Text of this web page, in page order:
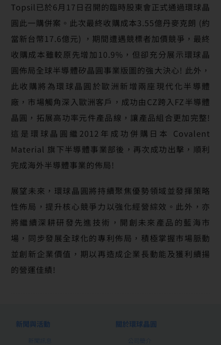
Topsil已於6月17日召開的臨時股東會正式通過環球晶
圓此一購併案。此次最終收購成本3.55億丹麥克朗 (約
當新台幣17.6億元) ，期間遭遇競標者加價競爭，最終
收購成本雖較原先增加10.9%，但卻充分展示環球晶
圓佈局全球半導體矽晶圓事業版圖的強大決心! 此外，
此收購將為環球晶圓於歐洲新增兩座現代化半導體
廠，市場觸角深入歐洲客戶，成功由CZ跨入FZ半導體
晶圓，拓展高功率元件產品線，讓產品組合更加完整!
這是環球晶圓繼2012年成功併購日本 Covalent
Material 旗下半導體事業部後，再次成功出擊，順利
完成海外半導體事業的佈局!
展望未來，環球晶圓將持續聚焦優勢領域並發揮策略
性佈局，提升核心競爭力以強化經營綜效。此外，亦
將繼續深耕研發先進技術，開創未來產品的藍海市
場，同步發展全球化的專利佈局，積極掌握市場脈動
並創新企業價值，期以再造成企業長動能及獲利續揚
的營運佳績!
新聞與活動
新聞訊息
關於環球晶圓
公司簡介